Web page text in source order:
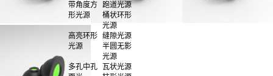
带角度方
形光源
跑道光源
桶状环形
光源
高亮环形
光源
缝隙光源
半圆无影
光源
多孔中孔
瓦状光源